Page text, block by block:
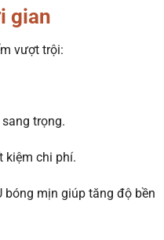
gian
vượt trội:
trọng.
kiệm chi phí.
bóng mịn giúp tăng độ bền